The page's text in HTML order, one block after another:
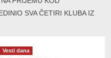
SVA ČETIRI KLUBA IZ
Vesti dana